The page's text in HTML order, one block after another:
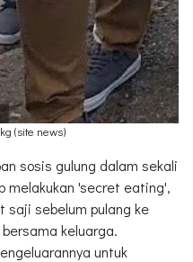
(site news)
sosis gulung dalam sekali
melakukan 'secret eating',
saji sebelum pulang ke
keluarga.
untuk